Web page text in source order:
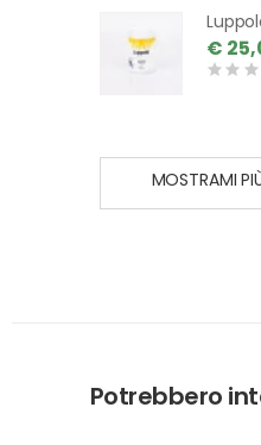
€
MOSTRAMI
Potrebbero